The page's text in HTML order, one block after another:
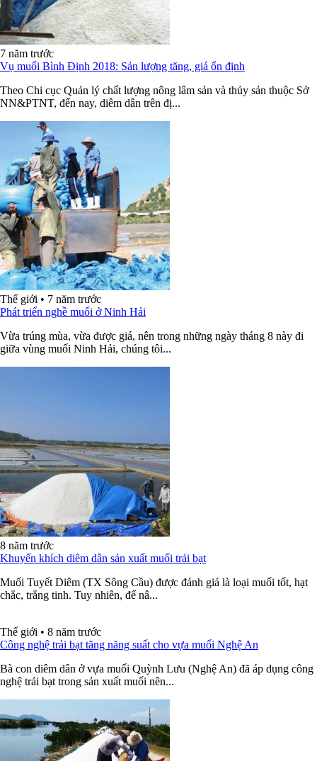
7 năm trước
Vụ muối Bình Định 2018: Sản lượng tăng, giá ổn định
Theo Chi cục Quản lý chất lượng nông lâm sản và thủy sản thuộc Sở
NN&PTNT, đến nay, diêm dân trên đị...
Thế giới • 7 năm trước
Phát triển nghề muối ở Ninh Hải
Vừa trúng mùa, vừa được giá, nên trong những ngày tháng 8 này đi
giữa vùng muối Ninh Hải, chúng tôi...
8 năm trước
Khuyến khích diêm dân sản xuất muối trải bạt
Muối Tuyết Diêm (TX Sông Cầu) được đánh giá là loại muối tốt, hạt
chắc, trắng tinh. Tuy nhiên, để nâ...